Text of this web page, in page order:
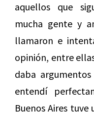
aquellos que
mucha gente y
llamaron e
opinión, entre
daba
entendí
Buenos Aires